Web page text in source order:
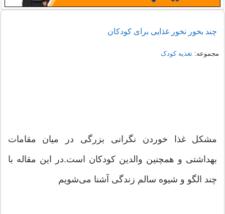
چند بخور نخور غذایی برای کودکان
مجموعه:تغذیه کودک
مشکل غذا خوردن نگرانی بزرگی در میان مقامات
بهداشتی و همچنین والدین کودکان است.در این مقاله با
چند الگو و شیوه سالم زندگی آشنا می‌شویم